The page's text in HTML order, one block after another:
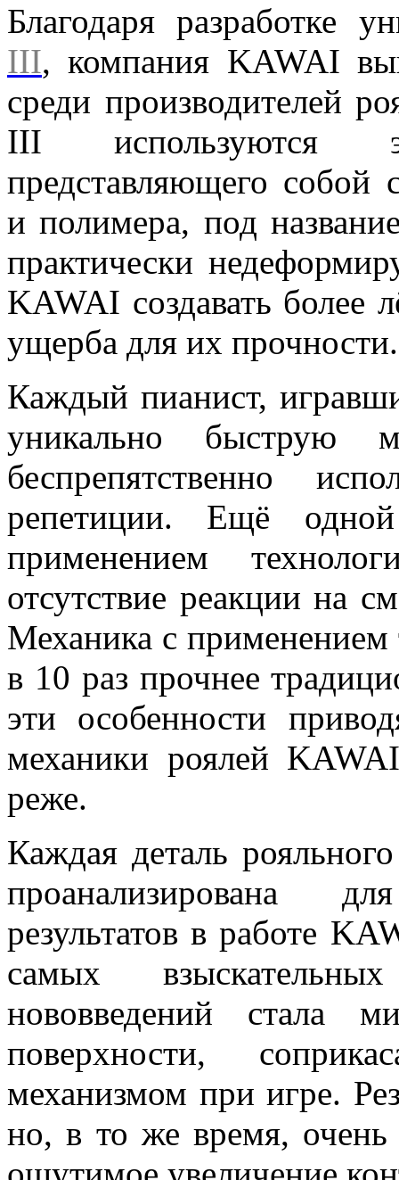
Благодаря разработке
III, компания KAWAI
среди производителей
III используются
представляющего собой
и полимера, под
практически
KAWAI создавать более
ущерба для их прочности.
Каждый пианист,
уникально быструю
беспрепятственно
репетиции. Ещё
применением
отсутствие реакции на
Механика с
в 10 раз прочнее
эти особенности
механики роялей
реже.
Каждая деталь
проанализирована
результатов в работе
самых
нововведений стала
поверхности,
механизмом при игре.
но, в то же время, очень